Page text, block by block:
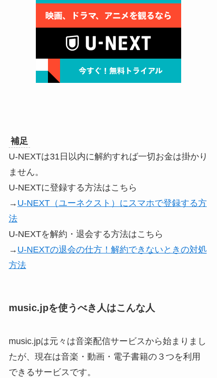
補足
U-NEXTは31日以内に解約すれば一切お金は掛かり
ません。
U-NEXTに登録する方法はこちら
→ U-NEXT（ユーネクスト）にスマホで登録する方
法
U-NEXTを解約・退会する方法はこちら
→ U-NEXTの退会の仕方！解約できないときの対処
方法
music.jpを使うべき人はこんな人
music.jpは元々は音楽配信サービスから始まりまし
たが、現在は音楽・動画・電子書籍の３つを利用
できるサービスです。